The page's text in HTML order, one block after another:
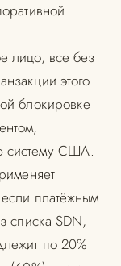
лицо, все без
этого
блокировке
систему США.
платёжным
списка SDN,
по 20%